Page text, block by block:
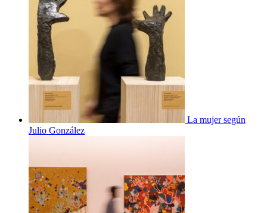
La mujer según
Julio González